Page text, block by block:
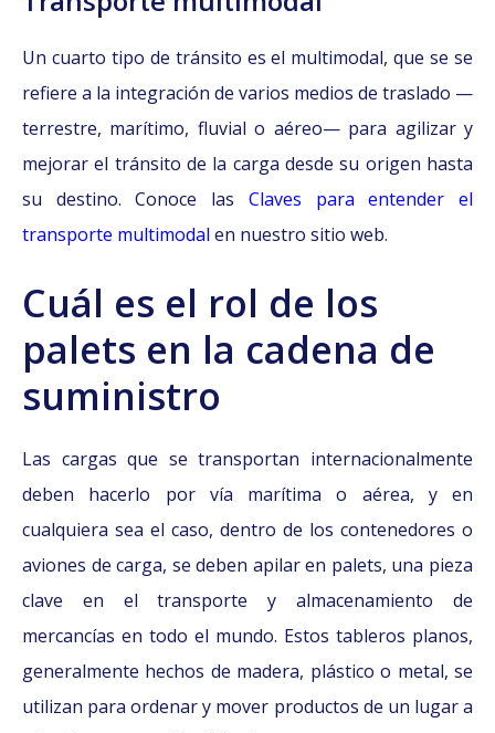
Un cuarto tipo de tránsito es el multimodal, que se se
refiere a la integración de varios medios de traslado —
terrestre, marítimo, fluvial o aéreo— para agilizar y
mejorar el tránsito de la carga desde su origen hasta
su destino. Conoce las Claves para entender el
transporte multimodal en nuestro sitio web.
Cuál es el rol de los
palets en la cadena de
suministro
Las cargas que se transportan internacionalmente
deben hacerlo por vía marítima o aérea, y en
cualquiera sea el caso, dentro de los contenedores o
aviones de carga, se deben apilar en palets, una pieza
clave en el transporte y almacenamiento de
mercancías en todo el mundo. Estos tableros planos,
generalmente hechos de madera, plástico o metal, se
utilizan para ordenar y mover productos de un lugar a